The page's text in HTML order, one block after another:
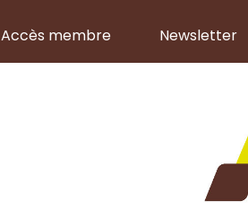
Accès membre Newsletter